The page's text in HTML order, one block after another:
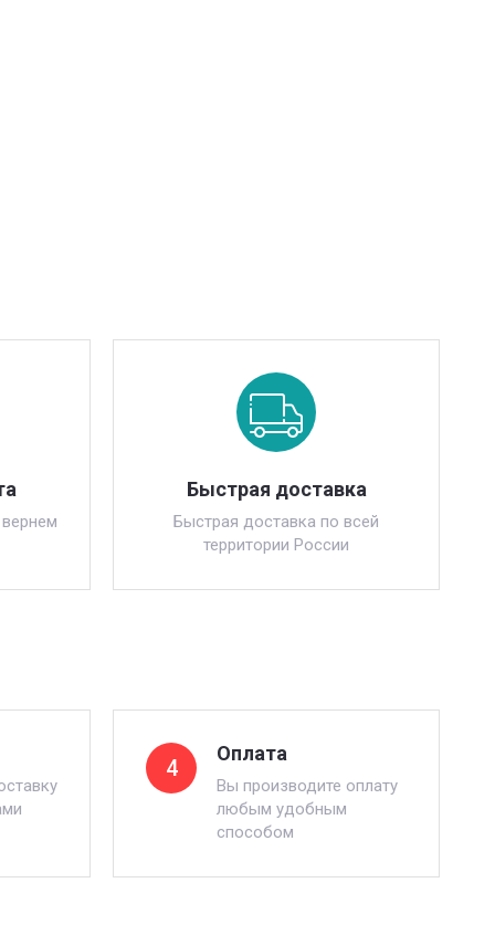
Быстрая доставка
Быстрая доставка по всей
территории России
4
Оплата
Вы производите оплату
любым удобным
способом